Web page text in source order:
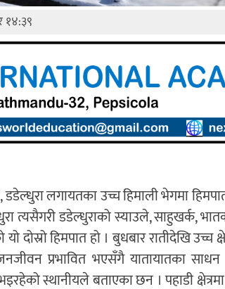
१४:३९
लगायतका उच्च हिमाली भेगमा
त्यसैगरी डडेल्धुराको स्याउले, साहुखर्क,
दोस्रो हिमपात हो । बुधबार रातीदेखि
प्रभावित भएसँगै यातायातका
स्थानीयले बताएका छन । पहाडी